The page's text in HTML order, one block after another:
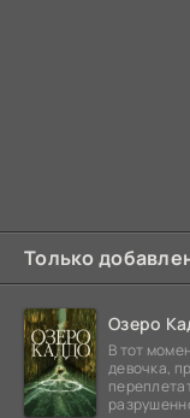
Только
Озеро
В тот
девочка,